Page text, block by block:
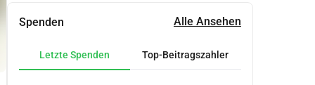
Spenden Alle Ansehen
Letzte Spenden Top-Beitragszahler